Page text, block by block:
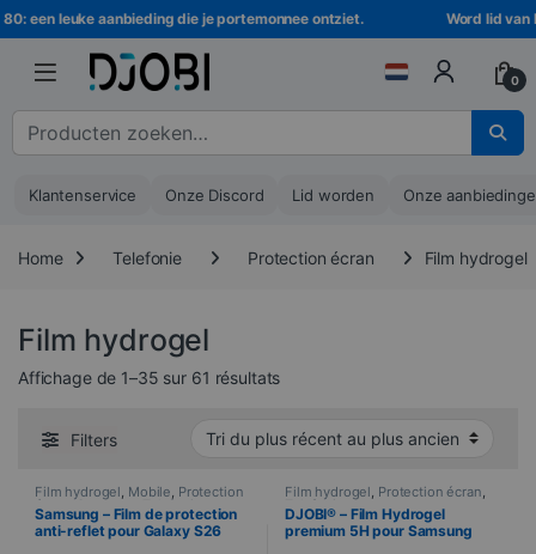
Ga naar navigatie
Ga naar de inhoud
leuke aanbieding die je portemonnee ontziet. Word lid van
0
Zoeken naar :
Klantenservice Onze Discord Lid worden Onze
Home Telefonie Protection écran Film hydrogel
Film hydrogel
Affichage de 1–35 sur 61 résultatsTrié du plus récent au plus ancien
Filters
Film hydrogel, Mobile, Protection
écran , Samsung Telefonie
Samsung – Film de protection
anti-reflet pour Galaxy S26
Film hydrogel, Protection écran,
Telefonie
DJOBI® – Film Hydrogel
premium 5H pour Samsung